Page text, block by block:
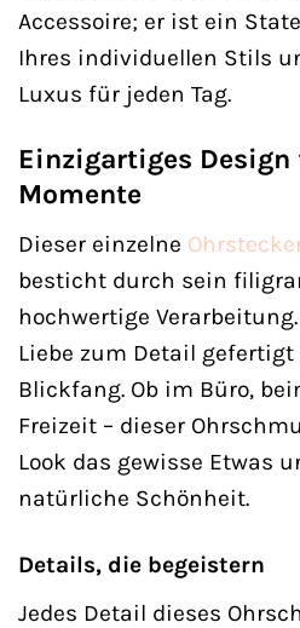
Accessoire; er ist ein
Ihres individuellen Stils
Luxus für jeden Tag.
Einzigartiges
Momente
Dieser einzelne
besticht durch sein
hochwertige
Liebe zum Detail
Blickfang. Ob im Büro,
Freizeit – dieser
Look das gewisse Etwas
natürliche Schönheit.
Details, die begeistern
Jedes Detail dieses